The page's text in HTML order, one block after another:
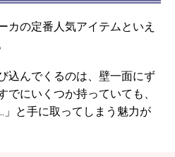
カの定番人気アイテムといえ
込んでくるのは、壁一面にず
でにいくつか持っていても、
と手に取ってしまう魅力が